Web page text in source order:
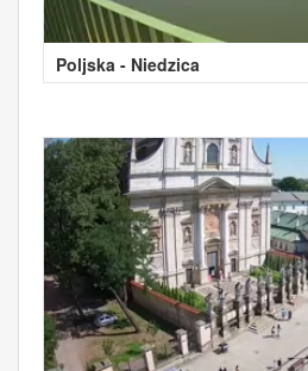
Poljska - Niedzica